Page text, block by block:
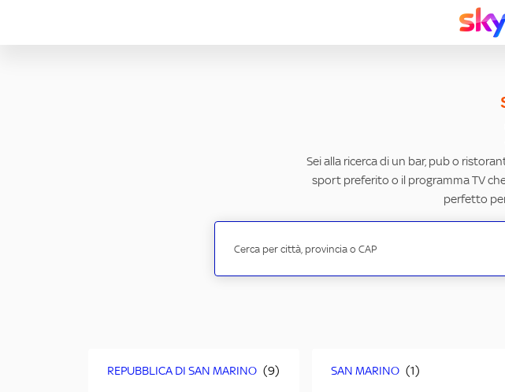
Sei alla ricerca di un bar, pub o
sport preferito o il programma TV
perfetto
REPUBBLICA DI SAN MARINO SAN MARINO